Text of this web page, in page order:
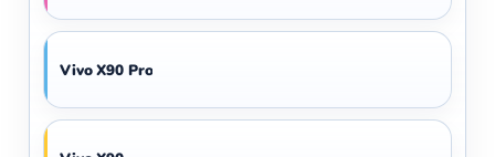
Vivo X90 Pro